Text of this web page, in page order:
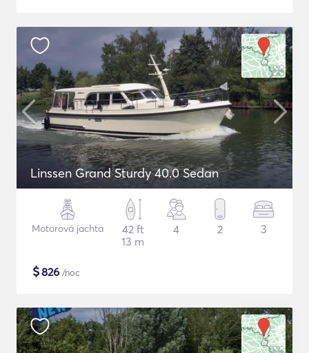
Linssen Grand Sturdy 40.0 Sedan
Motorová jachta
42 ft
13 m
4 2 3
$826 /noc